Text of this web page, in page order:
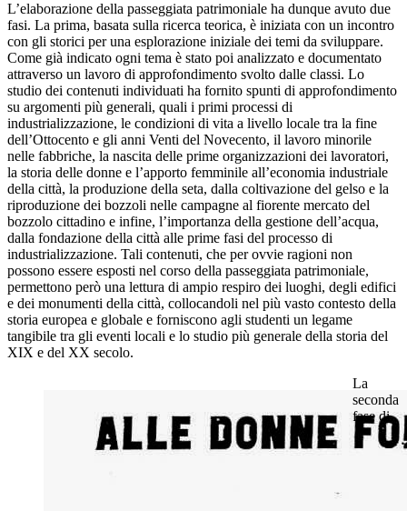
L’elaborazione della passeggiata patrimoniale ha dunque avuto due
fasi. La prima, basata sulla ricerca teorica, è iniziata con un incontro
con gli storici per una esplorazione iniziale dei temi da sviluppare.
Come già indicato ogni tema è stato poi analizzato e documentato
attraverso un lavoro di approfondimento svolto dalle classi. Lo
studio dei contenuti individuati ha fornito spunti di approfondimento
su argomenti più generali, quali i primi processi di
industrializzazione, le condizioni di vita a livello locale tra la fine
dell’Ottocento e gli anni Venti del Novecento, il lavoro minorile
nelle fabbriche, la nascita delle prime organizzazioni dei lavoratori,
la storia delle donne e l’apporto femminile all’economia industriale
della città, la produzione della seta, dalla coltivazione del gelso e la
riproduzione dei bozzoli nelle campagne al fiorente mercato del
bozzolo cittadino e infine, l’importanza della gestione dell’acqua,
dalla fondazione della città alle prime fasi del processo di
industrializzazione. Tali contenuti, che per ovvie ragioni non
possono essere esposti nel corso della passeggiata patrimoniale,
permettono però una lettura di ampio respiro dei luoghi, degli edifici
e dei monumenti della città, collocandoli nel più vasto contesto della
storia europea e globale e forniscono agli studenti un legame
tangibile tra gli eventi locali e lo studio più generale della storia del
XIX e del XX secolo.
La
seconda
fase di